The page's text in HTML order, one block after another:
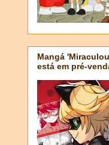
Mangá
está em pré-